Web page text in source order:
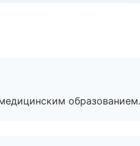
образованием.